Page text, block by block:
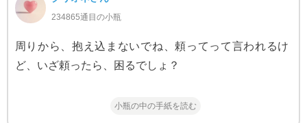
234865通目の小瓶
周りから、抱え込まないでね、頼ってって言われるけ
ど、いざ頼ったら、困るでしょ？
小瓶の中の手紙を読む